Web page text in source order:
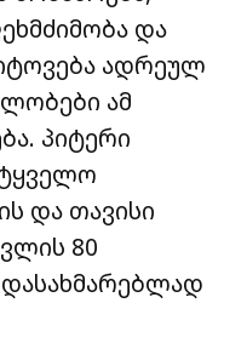
და
ადრეულ
ამ
პიტერი
და თავისი
80